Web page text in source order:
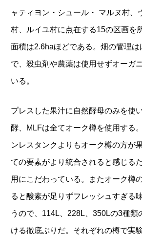
ャティヨン・シュール・ マルヌ村、
村、ルイユ村に点在する15の区画を
面積は2.6haほどである。畑の管理は
で、殺虫剤や農薬は使用せずオーガ
いる。
プレスした果汁に自然酵母のみを使
酵、MLFは全てオーク樽を使用する
ンレスタンクよりもオーク樽の方が
ての要素がより統合されると感じる
用にこだわっている。またオーク樽
ると酸素が足りずフレッシュすぎる
うので、114L、228L、350Lの3種類
ける徹底ぶりだ。それぞれの樽で実